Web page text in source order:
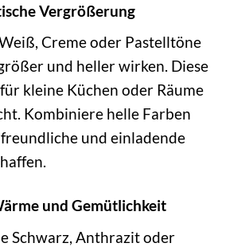
Vergrößerung
Creme oder Pastelltöne
und heller wirken. Diese
kleine Küchen oder Räume
Kombiniere helle Farben
und einladende
und Gemütlichkeit
Schwarz, Anthrazit oder